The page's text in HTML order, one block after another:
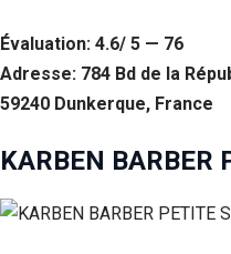
Évaluation: 4.6/ 5 — 76
Adresse: 784 Bd de la
59240 Dunkerque, France
KARBEN BARBER